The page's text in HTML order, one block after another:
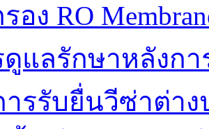
อง RO
ดูแลรักษาหลังกา
รรับยื่นวีซ่าต่าง